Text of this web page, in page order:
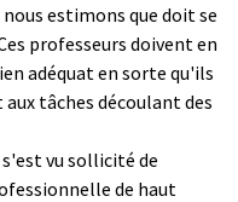
estimons que doit se
professeurs doivent en
adéquat en sorte qu'ils
tâches découlant des
vu sollicité de
de haut